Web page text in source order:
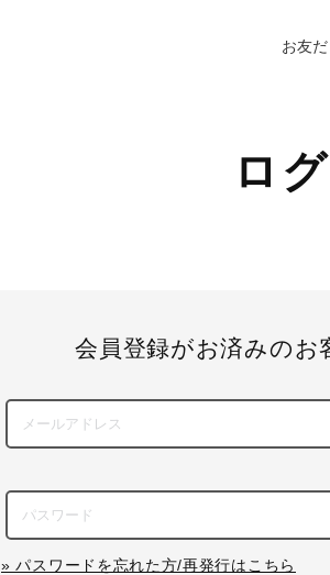
お友
ロ
会員登録がお済みのお
» パスワードを忘れた方/再発行はこちら